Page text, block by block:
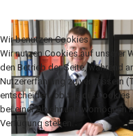
Wir benutzen Cookies
Wir nutzen Cookies auf unserer
den Betrieb der Seite, während
Nutzererfahrung zu verbessern
entscheiden, ob Sie die
bei einer Ablehnung womöglich
Verfügung stehen.